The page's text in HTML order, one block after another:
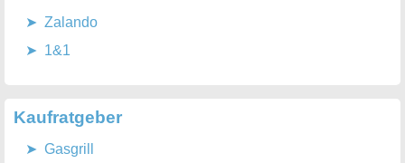
Zalando
1&1
Kaufratgeber
Gasgrill